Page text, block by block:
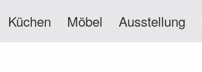
Küchen Möbel Ausstellung